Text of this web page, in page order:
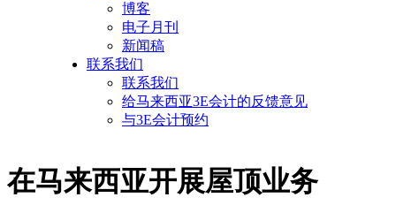
博客
电子月刊
新闻稿
联系我们
联系我们
给马来西亚3E会计的反馈意见
与3E会计预约
在马来西亚开展屋顶业务